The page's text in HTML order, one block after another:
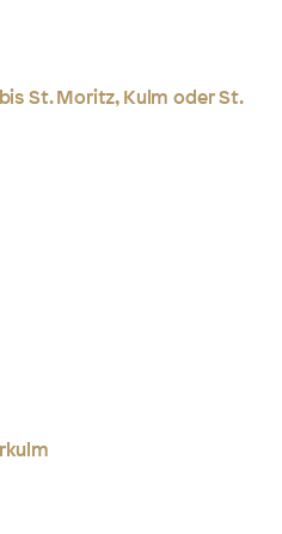
St. Moritz, Kulm oder St.